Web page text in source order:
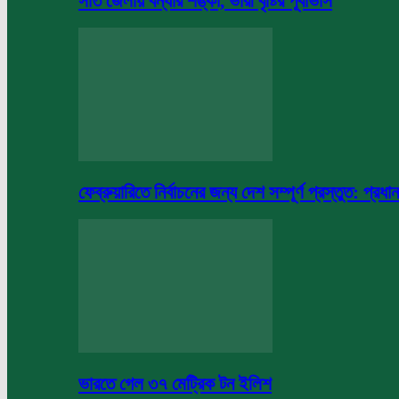
ফেব্রুয়ারিতে নির্বাচনের জন্য দেশ সম্পূর্ণ প্রস্তুত: প্রধান
ভারতে গেল ৩৭ মেট্রিক টন ইলিশ